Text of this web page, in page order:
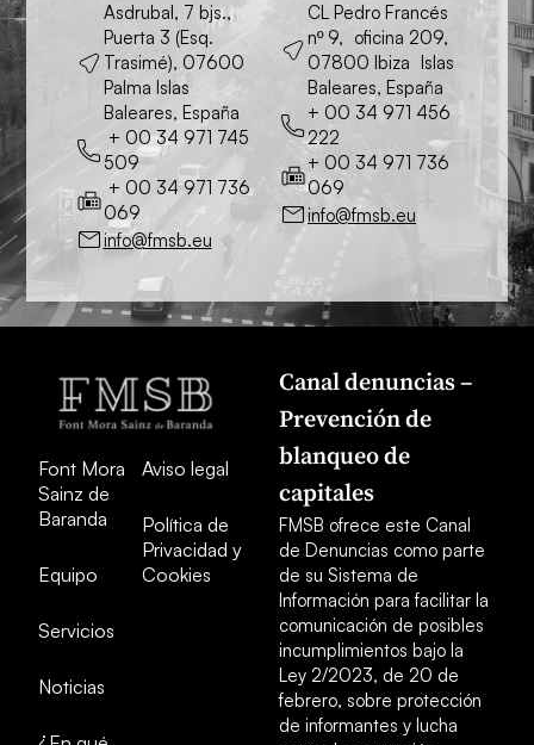
Asdrubal, 7 bjs.,
Puerta 3 (Esq.
Trasimé), 07600
Palma Islas
Baleares, España
+ 00 34 971 745
509
+ 00 34 971 736
069
info@fmsb.eu
CL Pedro Francés
nº 9, oficina 209,
07800 Ibiza Islas
Baleares, España
+ 00 34 971 456
222
+ 00 34 971 736
069
info@fmsb.eu
Font Mora
Sainz de
Baranda
Equipo
Servicios
Noticias
Aviso legal
Política de
Privacidad y
Cookies
Canal denuncias –
Prevención de
blanqueo de
capitales
FMSB ofrece este Canal
de Denuncias como parte
de su Sistema de
Información para facilitar la
comunicación de posibles
incumplimientos bajo la
Ley 2/2023, de 20 de
febrero, sobre protección
de informantes y lucha